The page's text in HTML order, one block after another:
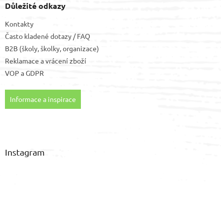
Důležité odkazy
Kontakty
Často kladené dotazy / FAQ
B2B (školy, školky, organizace)
Reklamace a vrácení zboží
VOP aGDPR
Informace a inspirace
Instagram